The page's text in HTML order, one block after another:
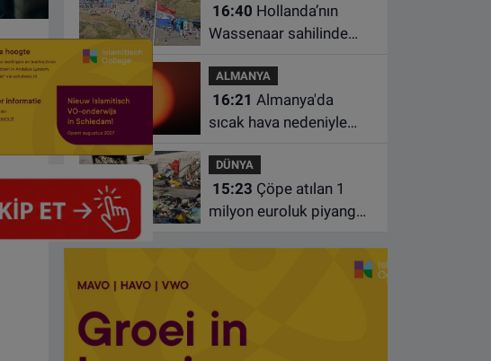
16:40
Wassenaar sahilinde
bölgeden tahliye edildi
ALMANYA
16:21
sıcak hava nedeniyle
yaklaştı
DÜNYA
15:23
milyon euroluk piyango